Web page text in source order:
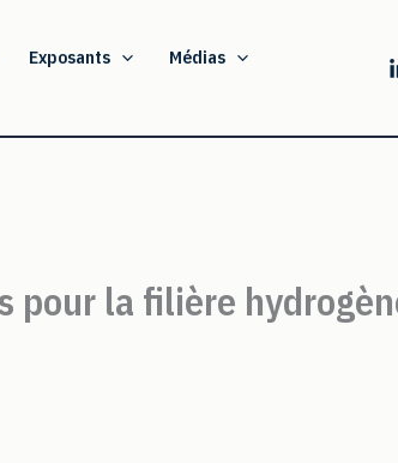
Exposants
Médias
la filière